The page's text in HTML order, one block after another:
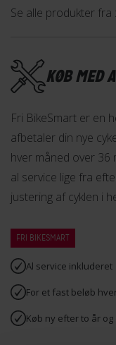
som absorberer
Få et ekstra skub
Elcyklen er bygget
har et
trædeassistance.
Forhjulsmotoren
maksimal hjælp til
vil du føle at blive
hurtigt op i fart.
Forhjulsmotoren er
uden alt for mange
Fra A til B med et
Se alle produkter fra :
KØB MED
Fri BikeSmart er en
afbetaler din nye
hver måned over 36
al service lige fra
justering af cyklen i
FRI BIKESMART
Al service inkluderet
For et fast beløb
Køb ny efter to år